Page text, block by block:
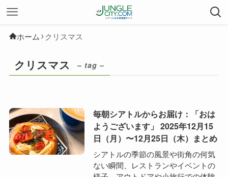
ホーム クリスマス
クリスマス – tag –
毎朝シアトルからお届け：「おは
ようございます」 2025年12月15
日（月）〜12月25日（木）まとめ
シアトルの季節の風景や街角の何気
ない瞬間、レストランやイベントの